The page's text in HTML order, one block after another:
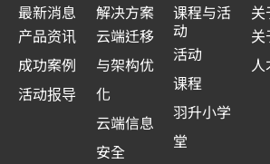
最新消息
产品资讯
成功案例
活动报导
解决方案
云端迁移
与架构优
化
云端信息
安全
课程与活
动
活动
课程
羽升小学
堂
关
关
人